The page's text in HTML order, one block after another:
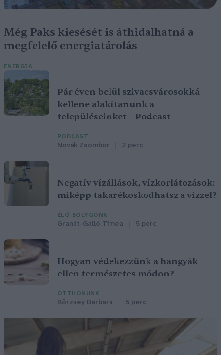
Még Paks kiesését is áthidalhatná a
megfelelő energiatárolás
ENERGIA
Pár éven belül szivacsvárosokká
kellene alakítanunk a
településeinket – Podcast
PODCAST
Novák Zsombor 2 perc
Negatív vízállások, vízkorlátozások:
miképp takarékoskodhatsz a vízzel?
ÉLŐ BOLYGÓNK
Granát-Galló Tímea 5 perc
Hogyan védekezzünk a hangyák
ellen természetes módon?
OTTHONUNK
Börzsey Barbara 5 perc